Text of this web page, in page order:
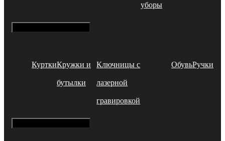
уборы
КурткиКружки и
бутылки
Ключницы с
лазерной
гравировкой
ОбувьРучки